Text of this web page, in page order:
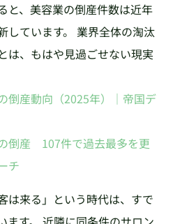
と、美容業の倒産件数は近年
しています。 業界全体の淘汰
は、もはや見過ごせない現実
倒産動向（2025年）｜帝国デ
の倒産 107件で過去最多を更
チ
は来る」という時代は、すで